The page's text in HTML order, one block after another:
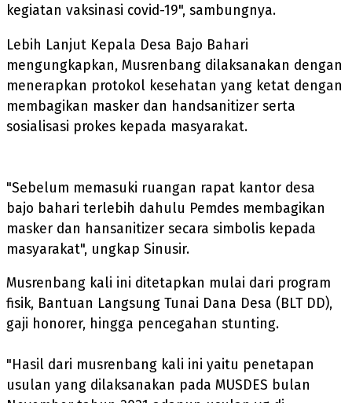
kegiatan vaksinasi covid-19", sambungnya.
Lebih Lanjut Kepala Desa Bajo Bahari
mengungkapkan, Musrenbang dilaksanakan dengan
menerapkan protokol kesehatan yang ketat dengan
membagikan masker dan handsanitizer serta
sosialisasi prokes kepada masyarakat.
"Sebelum memasuki ruangan rapat kantor desa
bajo bahari terlebih dahulu Pemdes membagikan
masker dan hansanitizer secara simbolis kepada
masyarakat", ungkap Sinusir.
Musrenbang kali ini ditetapkan mulai dari program
fisik, Bantuan Langsung Tunai Dana Desa (BLT DD),
gaji honorer, hingga pencegahan stunting.
"Hasil dari musrenbang kali ini yaitu penetapan
usulan yang dilaksanakan pada MUSDES bulan